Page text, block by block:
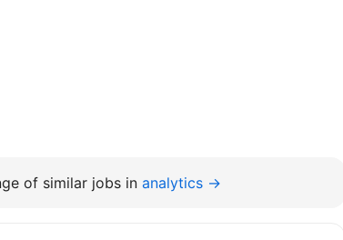
of similar jobs in analytics →